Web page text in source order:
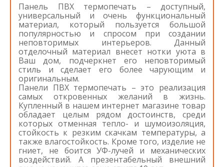
Панель ПВХ термопечать – доступный,
универсальный и очень функциональный
материал, который пользуется большой
популярностью и спросом при создании
неповторимых интерьеров. Данный
отделочный материал внесет нотки уюта в
Ваш дом, подчеркнет его неповторимый
стиль и сделает его более чарующим и
оригинальным.
Панели ПВХ термопечать – это реализация
самых откровенных желаний в жизнь.
Купленный в нашем интернет магазине товар
обладает целым рядом достоинств, среди
которых отменная тепло- и шумоизоляция,
стойкость к резким скачкам температуры, а
также влагостойкость. Кроме того, изделие не
гниет, не боится УФ-лучей и механических
воздействий. А презентабельный внешний